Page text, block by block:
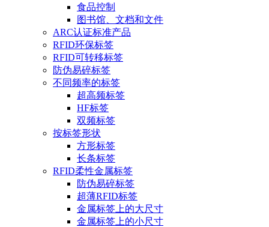
食品控制
图书馆、文档和文件
ARC认证标准产品
RFID环保标签
RFID可转移标签
防伪易碎标签
不同频率的标签
超高频标签
HF标签
双频标签
按标签形状
方形标签
长条标签
RFID柔性金属标签
防伪易碎标签
超薄RFID标签
金属标签上的大尺寸
金属标签上的小尺寸